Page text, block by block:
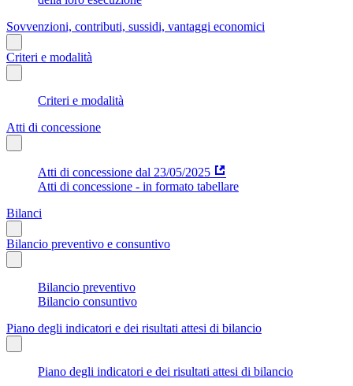
Sovvenzioni, contributi, sussidi, vantaggi economici
Criteri e modalità
Criteri e modalità
Atti di concessione
Atti di concessione dal 23/05/2025
Atti di concessione - in formato tabellare
Bilanci
Bilancio preventivo e consuntivo
Bilancio preventivo
Bilancio consuntivo
Piano degli indicatori e dei risultati attesi di bilancio
Piano degli indicatori e dei risultati attesi di bilancio